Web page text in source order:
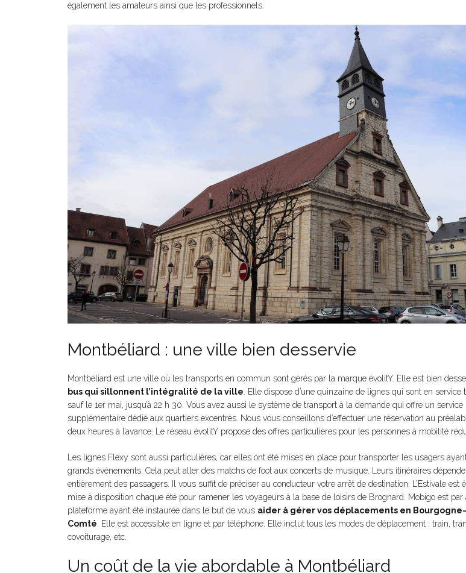
également les amateurs ainsi que les professionnels.
Montbéliard : une ville bien desservie
Montbéliard est une ville où les transports en commun sont gérés par la marque évolitY. Elle est bien
bus qui sillonnent l’intégralité de la ville . Elle dispose d’une quinzaine de lignes qui sont en service
sauf le 1er mai, jusqu’à 22 h 30. Vous avez aussi le système de transport à la demande qui offre un service
supplémentaire dédié aux quartiers excentrés. Nous vous conseillons d’effectuer une réservation au
deux heures à l’avance. Le réseau évolitY propose des offres particulières pour les personnes à mobilité
Les lignes Flexy sont aussi particulières, car elles ont été mises en place pour transporter les usagers
grands événements. Cela peut aller des matchs de foot aux concerts de musique. Leurs itinéraires
entièrement des passagers. Il vous suffit de préciser au conducteur votre arrêt de destination. L’Estivale est
mise à disposition chaque été pour ramener les voyageurs à la base de loisirs de Brognard. Mobigo est
plateforme ayant été instaurée dans le but de vous aider à gérer vos déplacements en
Comté . Elle est accessible en ligne et par téléphone. Elle inclut tous les modes de déplacement : train,
covoiturage, etc.
Un coût de la vie abordable à Montbéliard